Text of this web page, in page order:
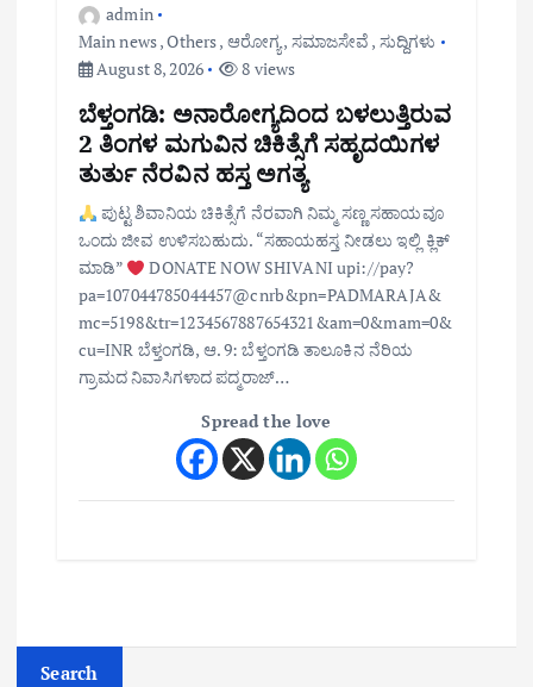
admin
Main news,Others, ಆರೋಗ್ಯ, ಸಮಾಜಸೇವೆ , ಸುದ್ದಿಗಳು
August 8, 2026
8 views
ಬೆಳ್ತಂಗಡಿ: ಅನಾರೋಗ್ಯದಿಂದ ಬಳಲುತ್ತಿರುವ
2 ತಿಂಗಳ ಮಗುವಿನ ಚಿಕಿತ್ಸೆಗೆ ಸಹೃದಯಿಗಳ
ತುರ್ತು ನೆರವಿನ ಹಸ್ತ ಅಗತ್ಯ
ಪುಟ್ಟ ಶಿವಾನಿಯ ಚಿಕಿತ್ಸೆಗೆ ನೆರವಾಗಿ ನಿಮ್ಮ ಸಣ್ಣ ಸಹಾಯವೂ
ಒಂದು ಜೀವ ಉಳಿಸಬಹುದು. “ಸಹಾಯಹಸ್ತ ನೀಡಲು ಇಲ್ಲಿ ಕ್ಲಿಕ್
ಮಾಡಿ”
DONATE NOW SHIVANI upi://pay?
pa=107044785044457@cnrb&pn=PADMARAJA&
mc=5198&tr=1234567887654321&am=0&mam=0&
cu=INR ಬೆಳ್ತಂಗಡಿ, ಆ. 9: ಬೆಳ್ತಂಗಡಿ ತಾಲೂಕಿನ ನೆರಿಯ
ಗ್ರಾಮದ ನಿವಾಸಿಗಳಾದ ಪದ್ಮರಾಜ್…
Spread the love
Search